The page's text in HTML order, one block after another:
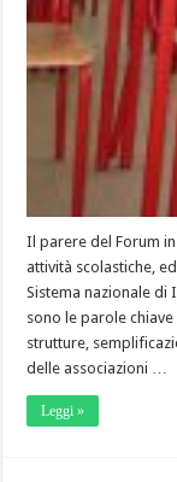
Il parere del Forum
attività scolastiche,
Sistema nazionale di
sono le parole
strutture,
delle associazioni …
Leggi »